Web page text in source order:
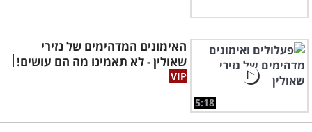
5:18
האימונים המדהימים של נזירי
שאולין - לא תאמינו מה הם עושים!